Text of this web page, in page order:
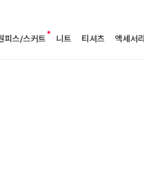
피스/스커트 니트 티셔츠 액세서리
특
하객